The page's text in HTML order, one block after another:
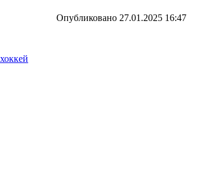
Опубликовано 27.01.2025 16:47